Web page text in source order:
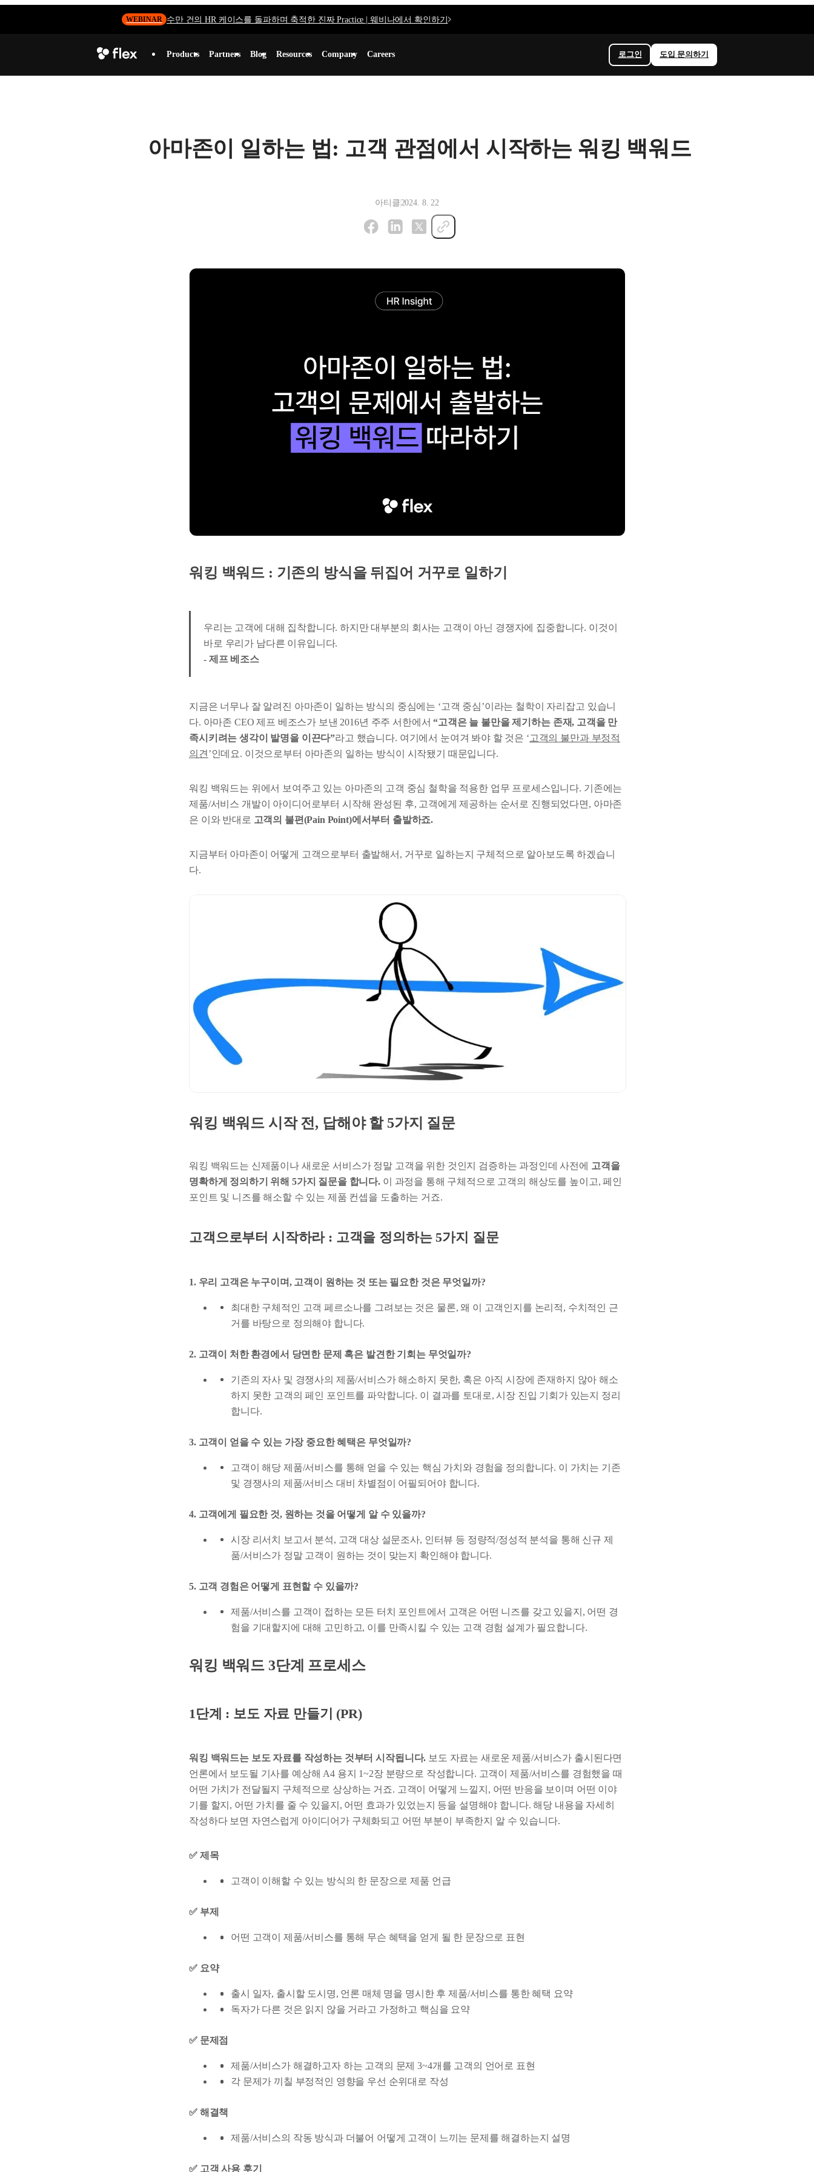
WEBINAR 수만 건의 HR 케이스를 돌파하며 축적한 진짜 Practice | 웨비나에서 확인하기
Products Partners Blog Resources Company Careers 로그인 도입 문의하기
아마존이 일하는 법: 고객 관점에서 시작하는 워킹 백워드
아티클2024. 8. 22
워킹 백워드 : 기존의 방식을 뒤집어 거꾸로 일하기
우리는 고객에 대해 집착합니다. 하지만 대부분의 회사는 고객이 아닌 경쟁자에 집중합니다. 이것이
바로 우리가 남다른 이유입니다.
- 제프 베조스
지금은 너무나 잘 알려진 아마존이 일하는 방식의 중심에는 ‘고객 중심’이라는 철학이 자리잡고 있습니
다. 아마존 CEO 제프 베조스가 보낸 2016년 주주 서한에서“고객은 늘 불만을 제기하는 존재, 고객을 만
족시키려는 생각이 발명을 이끈다”라고 했습니다. 여기에서 눈여겨 봐야 할 것은 ‘고객의 불만과 부정적
의견 ’인데요. 이것으로부터 아마존의 일하는 방식이 시작됐기 때문입니다.
워킹 백워드는 위에서 보여주고 있는 아마존의 고객 중심 철학을 적용한 업무 프로세스입니다. 기존에는
제품/서비스 개발이 아이디어로부터 시작해 완성된 후, 고객에게 제공하는 순서로 진행되었다면, 아마존
은 이와 반대로 고객의 불편(Pain Point)에서부터 출발하죠.
지금부터 아마존이 어떻게 고객으로부터 출발해서, 거꾸로 일하는지 구체적으로 알아보도록 하겠습니
다.
워킹 백워드 시작 전, 답해야 할 5가지 질문
워킹 백워드는 신제품이나 새로운 서비스가 정말 고객을 위한 것인지 검증하는 과정인데 사전에
고객을
명확하게 정의하기 위해 5가지 질문을 합니다. 이 과정을 통해 구체적으로 고객의 해상도를 높이고, 페인
포인트 및 니즈를 해소할 수 있는 제품 컨셉을 도출하는 거죠.
고객으로부터 시작하라 : 고객을 정의하는 5가지 질문
1. 우리 고객은 누구이며, 고객이 원하는 것 또는 필요한 것은 무엇일까?
최대한 구체적인 고객 페르소나를 그려보는 것은 물론, 왜 이 고객인지를 논리적, 수치적인 근
거를 바탕으로 정의해야 합니다.
2. 고객이 처한 환경에서 당면한 문제 혹은 발견한 기회는 무엇일까?
기존의 자사 및 경쟁사의 제품/서비스가 해소하지 못한, 혹은 아직 시장에 존재하지 않아 해소
하지 못한 고객의 페인 포인트를 파악합니다. 이 결과를 토대로, 시장 진입 기회가 있는지 정리
합니다.
3. 고객이 얻을 수 있는 가장 중요한 혜택은 무엇일까?
고객이 해당 제품/서비스를 통해 얻을 수 있는 핵심 가치와 경험을 정의합니다. 이 가치는 기존
및 경쟁사의 제품/서비스 대비 차별점이 어필되어야 합니다.
4. 고객에게 필요한 것, 원하는 것을 어떻게 알 수 있을까?
시장 리서치 보고서 분석, 고객 대상 설문조사, 인터뷰 등 정량적/정성적 분석을 통해 신규 제
품/서비스가 정말 고객이 원하는 것이 맞는지 확인해야 합니다.
5. 고객 경험은 어떻게 표현할 수 있을까?
제품/서비스를 고객이 접하는 모든 터치 포인트에서 고객은 어떤 니즈를 갖고 있을지, 어떤 경
험을 기대할지에 대해 고민하고, 이를 만족시킬 수 있는 고객 경험 설계가 필요합니다.
워킹 백워드 3단계 프로세스
1단계 : 보도 자료 만들기 (PR)
워킹 백워드는 보도 자료를 작성하는 것부터 시작됩니다. 보도 자료는 새로운 제품/서비스가 출시된다면
언론에서 보도될 기사를 예상해 A4 용지 1~2장 분량으로 작성합니다. 고객이 제품/서비스를 경험했을 때
어떤 가치가 전달될지 구체적으로 상상하는 거죠. 고객이 어떻게 느낄지, 어떤 반응을 보이며 어떤 이야
기를 할지, 어떤 가치를 줄 수 있을지, 어떤 효과가 있었는지 등을 설명해야 합니다. 해당 내용을 자세히
작성하다 보면 자연스럽게 아이디어가 구체화되고 어떤 부분이 부족한지 알 수 있습니다.
✅ 제목
고객이 이해할 수 있는 방식의 한 문장으로 제품 언급
✅ 부제
어떤 고객이 제품/서비스를 통해 무슨 혜택을 얻게 될 한 문장으로 표현
✅ 요약
출시 일자, 출시할 도시명, 언론 매체 명을 명시한 후 제품/서비스를 통한 혜택 요약
독자가 다른 것은 읽지 않을 거라고 가정하고 핵심을 요약
✅ 문제점
제품/서비스가 해결하고자 하는 고객의 문제 3~4개를 고객의 언어로 표현
각 문제가 끼칠 부정적인 영향을 우선 순위대로 작성
✅ 해결책
제품/서비스의 작동 방식과 더불어 어떻게 고객이 느끼는 문제를 해결하는지 설명
✅ 고객 사용 후기